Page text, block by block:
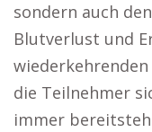
sondern auch
Blutverlust und
die Teilnehmer
immer